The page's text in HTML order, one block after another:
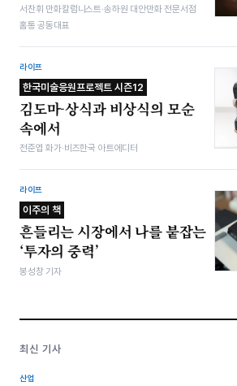
서찬휘 만화칼럼니스트·송하원 대안만화 전문서점
홈통 공동대표
라이프
한국미술응원프로젝트 시즌12
김도마-상식과 비상식의 모순
속에서
전준엽 화가·비즈한국 아트에디터
라이프
이주의 책
흔들리는 시장에서 나를 붙잡는
‘투자의 중력’
봉성창 기자
최신 기사
산업